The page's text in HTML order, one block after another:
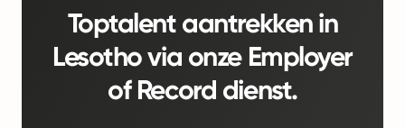
Toptalent aantrekken in
Lesotho via onze Employer
of Record dienst.